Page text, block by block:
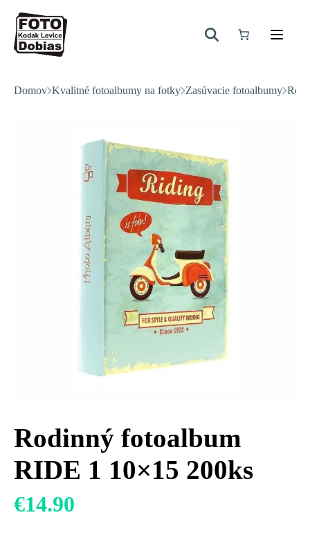
Domov Kvalitné fotoalbumy na fotky Zasúvacie fotoalbumy
Rodinný fotoalbum
RIDE 1 10×15 200ks
€14.90